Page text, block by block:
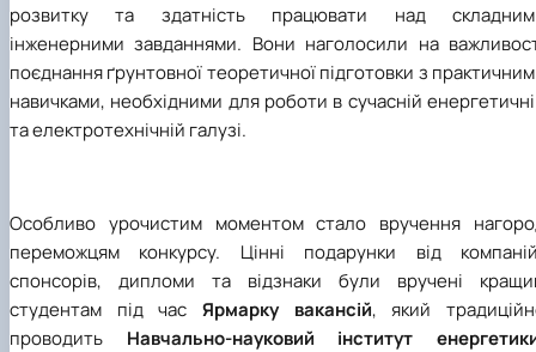
розвитку та здатність працювати над
інженерними завданнями. Вони наголосили на
поєднання ґрунтовної теоретичної підготовки з
навичками, необхідними для роботи в сучасній
та електротехнічній галузі.
Особливо урочистим моментом стало вручення
переможцям конкурсу. Цінні подарунки від
спонсорів, дипломи та відзнаки були вручені
студентам під час Ярмарку вакансій, який
проводить Навчально-науковий інститут